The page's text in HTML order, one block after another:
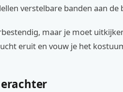
verstelbare banden aan de
maar je moet
eruit en vouw je het